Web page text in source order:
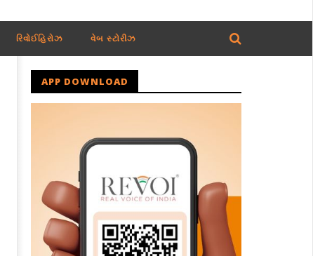
રિવોઈહિરોઝ વેબ સ્ટોરીઝ
APP DOWNLOAD